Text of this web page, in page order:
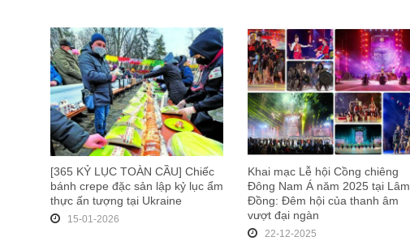
[365 KỶ LỤC TOÀN CẦU] Chiếc
bánh crepe đặc sản lập kỷ lục ẩm
thực ấn tượng tại Ukraine
15-01-2026
Khai mạc Lễ hội Cồng chiêng
Đông Nam Á năm 2025 tại Lâm
Đồng: Đêm hội của thanh âm
vượt đại ngàn
22-12-2025